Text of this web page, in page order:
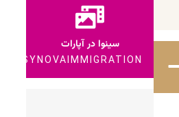
سینوا در آپارات
SYNOVAIMMIGRATION